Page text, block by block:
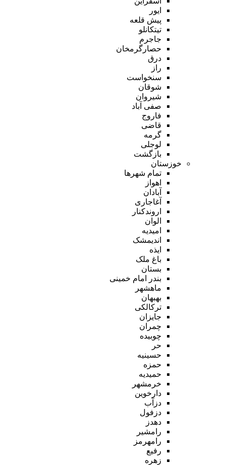
ایور
پیش قلعه
تیتکانلو
جاجرم
حصارگرمخان
درق
راز
سنخواست
شوقان
شیروان
صفی آباد
فاروج
قاضی
گرمه
لوجلی
بازگشت
خوزستان
تمام شهر‌ها
اهواز
آبادان
آغاجاری
اروندکنار
الوان
امیدیه
اندیمشک
ایذه
باغ ملک
بستان
بندر امام خمینی
ماهشهر
بهبهان
ترکالکی
جایزان
چمران
چوبیده
حر
حسینیه
حمزه
حمیدیه
خرمشهر
دارخوین
دزآب
دزفول
دهدز
رامشیر
رامهرمز
رفیع
زهره